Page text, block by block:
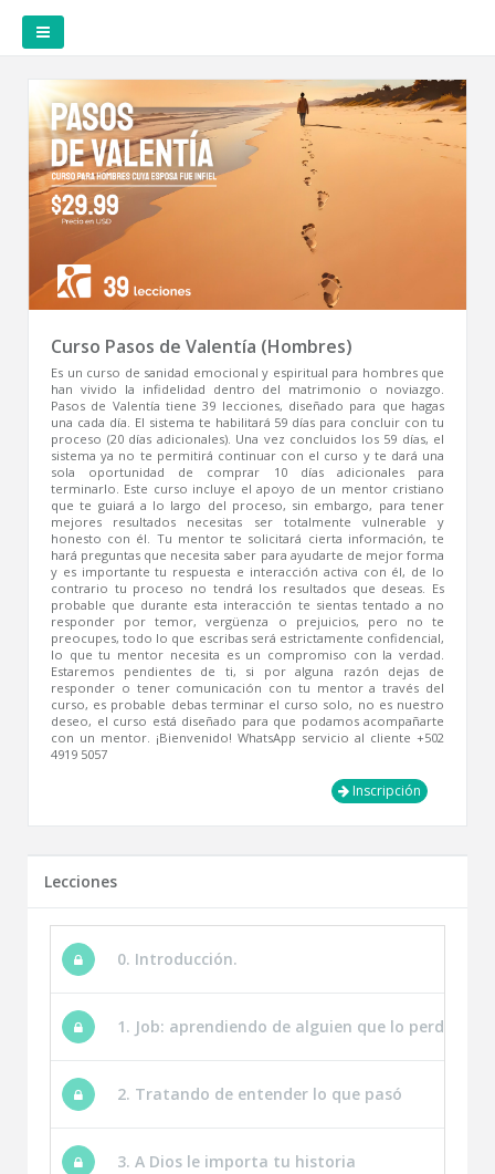
Curso Pasos de Valentía (Hombres)
Es un curso de sanidad emocional y espiritual para hombres que
han vivido la infidelidad dentro del matrimonio o noviazgo.
Pasos de Valentía tiene 39 lecciones, diseñado para que hagas
una cada día. El sistema te habilitará 59 días para concluir con tu
proceso (20 días adicionales). Una vez concluidos los 59 días, el
sistema ya no te permitirá continuar con el curso y te dará una
sola oportunidad de comprar 10 días adicionales para
terminarlo. Este curso incluye el apoyo de un mentor cristiano
que te guiará a lo largo del proceso, sin embargo, para tener
mejores resultados necesitas ser totalmente vulnerable y
honesto con él. Tu mentor te solicitará cierta información, te
hará preguntas que necesita saber para ayudarte de mejor forma
y es importante tu respuesta e interacción activa con él, de lo
contrario tu proceso no tendrá los resultados que deseas. Es
probable que durante esta interacción te sientas tentado a no
responder por temor, vergüenza o prejuicios, pero no te
preocupes, todo lo que escribas será estrictamente confidencial,
lo que tu mentor necesita es un compromiso con la verdad.
Estaremos pendientes de ti, si por alguna razón dejas de
responder o tener comunicación con tu mentor a través del
curso, es probable debas terminar el curso solo, no es nuestro
deseo, el curso está diseñado para que podamos acompañarte
con un mentor. ¡Bienvenido! WhatsApp servicio al cliente +502
4919 5057
Inscripción
Lecciones
0. Introducción.
1. Job: aprendiendo de alguien que lo perdió
2. Tratando de entender lo que pasó
3. A Dios le importa tu historia